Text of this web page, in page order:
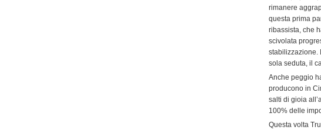
rimanere
questa prima
ribassista, che
scivolata
stabilizzazione.
sola seduta, il
Anche peggio
producono in
salti di gioia
100% delle
Questa volta